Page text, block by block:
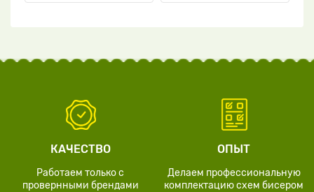
КАЧЕСТВО
Работаем только с
провернными брендами
ОПЫТ
Делаем профессиональную
комплектацию схем бисером